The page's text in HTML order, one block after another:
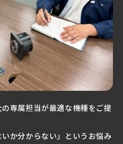
専属担当が最適な機種をご提
いか分からない」というお悩み